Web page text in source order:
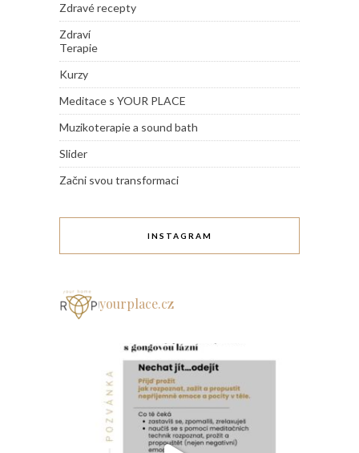
Zdravé recepty
Zdraví
Terapie
Kurzy
Meditace s YOUR PLACE
Muzikoterapie a sound bath
Slider
Začni svou transformaci
INSTAGRAM
yourplace.cz